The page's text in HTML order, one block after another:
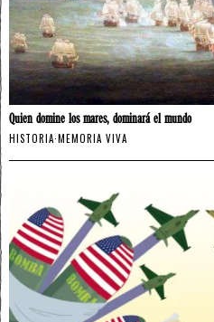
Quien domine los mares, dominará el mundo
HISTORIA·MEMORIA VIVA